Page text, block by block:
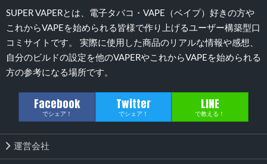
SUPER VAPERとは、電子タバコ・VAPE（ベイプ）好きの方や
これからVAPEを始められる皆様で作り上げるユーザー構築型口
コミサイトです。 実際に使用した商品のリアルな情報や感想、
自分のビルドの設定を他のVAPERやこれからVAPEを始められる
方の参考になる場所です。
Facebook
でシェア！
Twitter
でシェア！
LINE
で教える！
運営会社